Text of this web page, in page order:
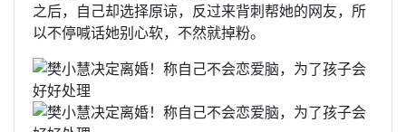
之后，自己却选择原谅，反过来背刺帮她的网友，所
以不停喊话她别心软，不然就掉粉。